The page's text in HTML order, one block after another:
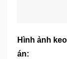
Hình ảnh
án: